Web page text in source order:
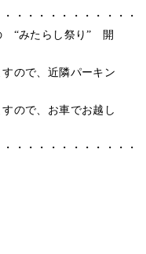
・・・・・・・・・・・
“みたらし祭り” 開
ので、近隣パーキン
ので、お車でお越し
・・・・・・・・・・・